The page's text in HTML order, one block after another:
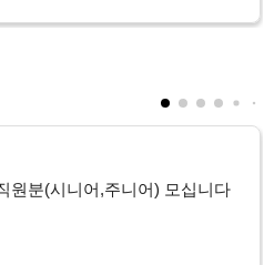
원분(시니어,주니어) 모십니다